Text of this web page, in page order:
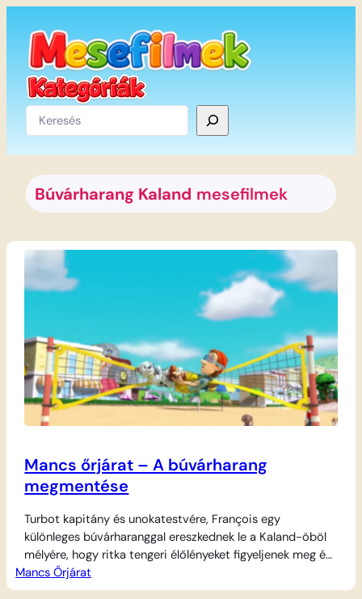
tartalomhoz
Keresés
Búvárharang Kaland mesefilmek
Mancs őrjárat – A búvárharang
megmentése
Turbot kapitány és unokatestvére, François egy
különleges búvárharanggal ereszkednek le a Kaland-öböl
mélyére, hogy ritka tengeri élőlényeket figyeljenek meg és
fotózzanak le a víz alatt. A kutatóexpedíció azonban
veszélyes fordulatot vesz, amikor a szerkezet váratlanul
Mancs Őrjárat